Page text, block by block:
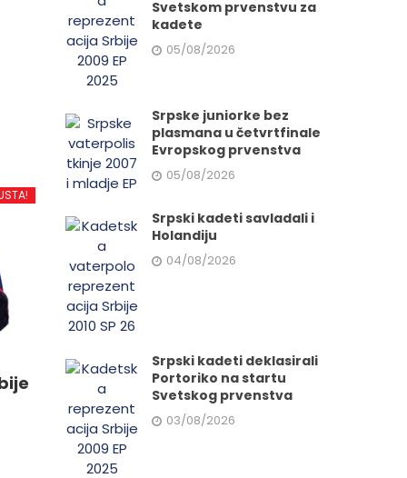
Svetskom prvenstvu za
kadete
05/08/2026
Srpske juniorke bez
plasmana u četvrtfinale
Evropskog prvenstva
05/08/2026
Srpski kadeti savladali i
Holandiju
04/08/2026
Srpski kadeti deklasirali
Portoriko na startu
Svetskog prvenstva
03/08/2026